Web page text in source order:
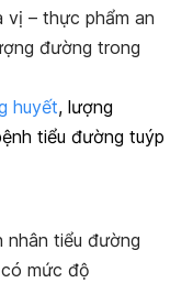
vị – thực phẩm an
đường trong
huyết, lượng
tiểu đường tuýp
nhân tiểu đường
mức độ